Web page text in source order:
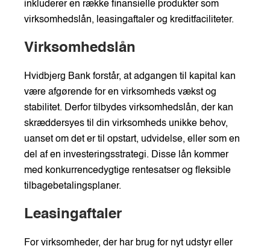
inkluderer en række finansielle produkter som
virksomhedslån, leasingaftaler og kreditfaciliteter.
Virksomhedslån
Hvidbjerg Bank forstår, at adgangen til kapital kan
være afgørende for en virksomheds vækst og
stabilitet. Derfor tilbydes virksomhedslån, der kan
skræddersyes til din virksomheds unikke behov,
uanset om det er til opstart, udvidelse, eller som en
del af en investeringsstrategi. Disse lån kommer
med konkurrencedygtige rentesatser og fleksible
tilbagebetalingsplaner.
Leasingaftaler
For virksomheder, der har brug for nyt udstyr eller